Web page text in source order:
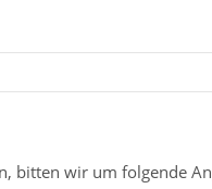
bitten wir um folgende